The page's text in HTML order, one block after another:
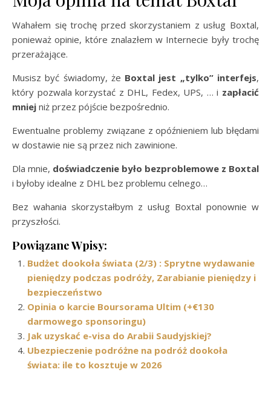
Wahałem się trochę przed skorzystaniem z usług Boxtal,
ponieważ opinie, które znalazłem w Internecie były trochę
przerażające.
Musisz być świadomy, że Boxtal jest „tylko” interfejs,
który pozwala korzystać z DHL, Fedex, UPS, … i zapłacić
mniej niż przez pójście bezpośrednio.
Ewentualne problemy związane z opóźnieniem lub błędami
w dostawie nie są przez nich zawinione.
Dla mnie, doświadczenie było bezproblemowe z Boxtal
i byłoby idealne z DHL bez problemu celnego…
Bez wahania skorzystałbym z usług Boxtal ponownie w
przyszłości.
Powiązane Wpisy:
Budżet dookoła świata (2/3) : Sprytne wydawanie
pieniędzy podczas podróży, Zarabianie pieniędzy i
bezpieczeństwo
Opinia o karcie Boursorama Ultim (+€130
darmowego sponsoringu)
Jak uzyskać e-visa do Arabii Saudyjskiej?
Ubezpieczenie podróżne na podróż dookoła
świata: ile to kosztuje w 2026